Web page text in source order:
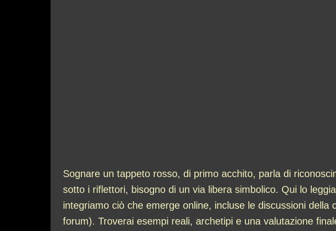
Sognare un tappeto rosso, di primo acchito, parla di
sotto i riflettori, bisogno di un via libera simbolico. Qui lo
integriamo ciò che emerge online, incluse le discussioni
forum). Troverai esempi reali, archetipi e una valutazione